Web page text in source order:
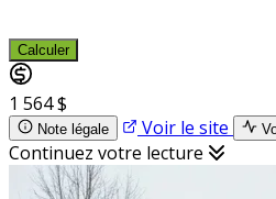
Calculer
1 564 $
Note légale Voir le site
Continuez votre lecture